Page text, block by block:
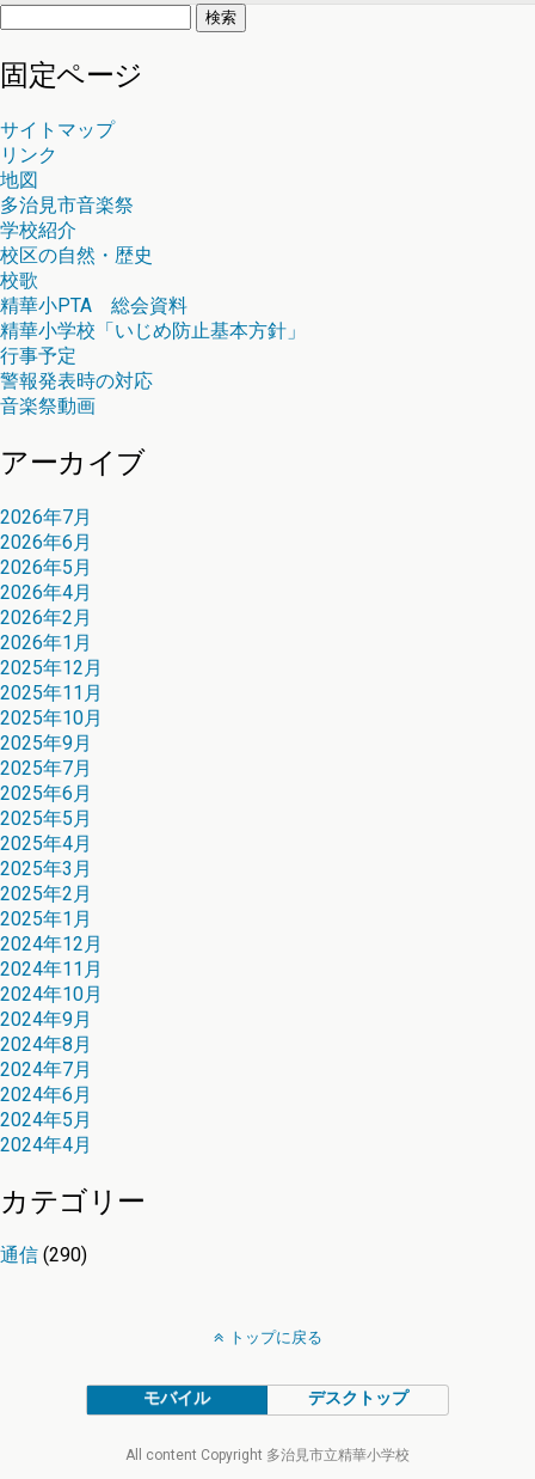
検
固定ページ
サイトマップ
リンク
地図
多治見市音楽祭
学校紹介
校区の自然・歴史
校歌
精華小PTA 総会資料
精華小学校「いじめ防止基本方針」
行事予定
警報発表時の対応
音楽祭動画
アーカイブ
2026年7月
2026年6月
2026年5月
2026年4月
2026年2月
2026年1月
2025年12月
2025年11月
2025年10月
2025年9月
2025年7月
2025年6月
2025年5月
2025年4月
2025年3月
2025年2月
2025年1月
2024年12月
2024年11月
2024年10月
2024年9月
2024年8月
2024年7月
2024年6月
2024年5月
2024年4月
カテゴリー
通信 (290)
トップに戻る
モバイル デスクトップ
All content Copyright 多治見市立精華小学校